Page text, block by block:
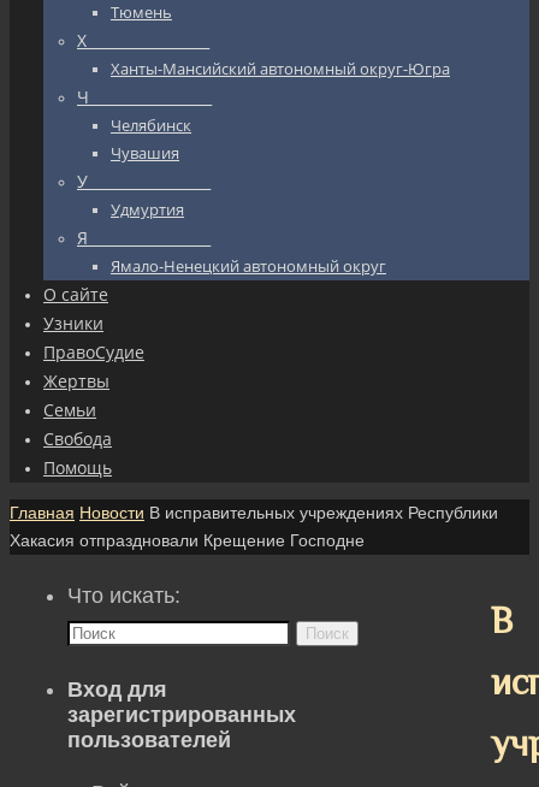
Тюмень
Х_________________
Ханты-Мансийский автономный округ-Югра
Ч_________________
Челябинск
Чувашия
У_________________
Удмуртия
Я_________________
Ямало-Ненецкий автономный округ
О сайте
Узники
ПравоСудие
Жертвы
Семьи
Свобода
Помощь
Главная Новости В исправительных учреждениях Республики
Хакасия отпраздновали Крещение Господне
В
Что искать:
Поиск
Вход для
зарегистрированных
пользователей